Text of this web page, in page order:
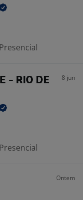
Presencial
- RIO DE
8 jun
Presencial
Ontem